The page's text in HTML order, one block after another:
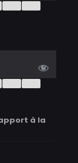
à la